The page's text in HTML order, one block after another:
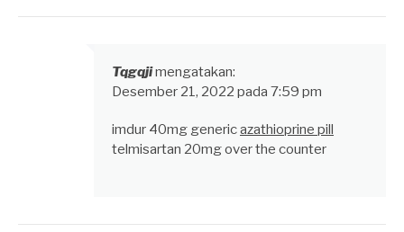
Tqgqjimengatakan:
Desember 21, 2022 pada 7:59 pm
imdur 40mg genericazathioprine pill
telmisartan 20mg over the counter